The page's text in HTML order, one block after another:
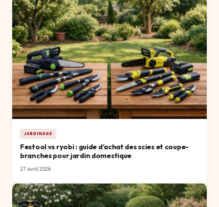
JARDINAGE
Festool vs ryobi : guide d’achat des scies et coupe-
branches pour jardin domestique
27 avril 2026